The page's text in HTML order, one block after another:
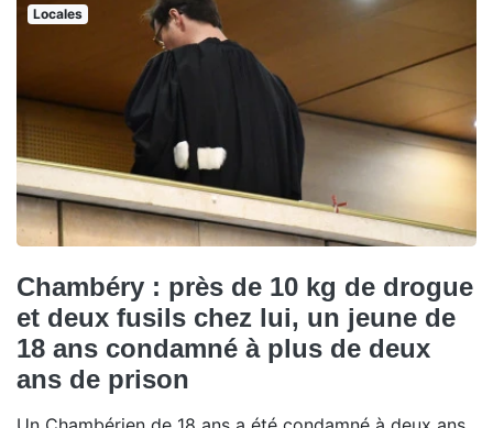
Locales
Chambéry : près de 10 kg de drogue
et deux fusils chez lui, un jeune de
18 ans condamné à plus de deux
ans de prison